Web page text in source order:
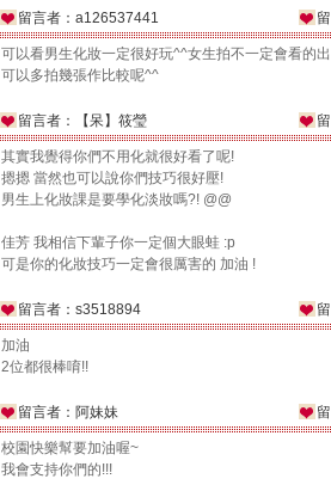
留言者：a126537441
可以看男生化妝一定很好玩^^女生拍不一定會看的
可以多拍幾張作比較呢^^
留言者：【呆】筱瑩
其實我覺得你們不用化就很好看了呢!
摁摁 當然也可以說你們技巧很好壓!
男生上化妝課是要學化淡妝嗎?! @@
佳芳 我相信下輩子你一定個大眼蛙 :p
可是你的化妝技巧一定會很厲害的 加油 !
留言者：s3518894
加油
2位都很棒唷!!
留言者：阿妹妹
校園快樂幫要加油喔~
我會支持你們的!!!